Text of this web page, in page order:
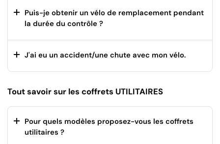
Puis-je obtenir un vélo de remplacement pendant
la durée du contrôle ?
J'ai eu un accident/une chute avec mon vélo.
Tout savoir sur les coffrets UTILITAIRES
Pour quels modèles proposez-vous les coffrets
utilitaires ?